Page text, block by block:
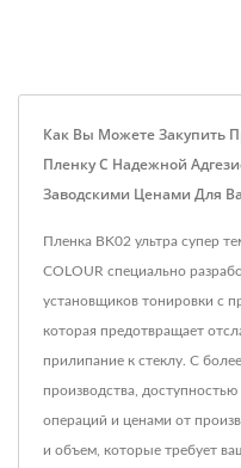
Как Вы Можете Закупить
Пленку С Надежной
Заводскими Ценами Для
Пленка BK02 ультра супер
COLOUR специально
установщиков тонировки с
которая предотвращает
прилипание к стеклу. С
производства,
операций и ценами от
и объем, которые требует